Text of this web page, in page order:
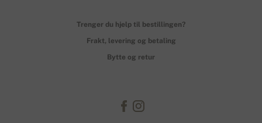
Trenger du hjelp til bestillingen?
Frakt, levering og betaling
Bytte og retur